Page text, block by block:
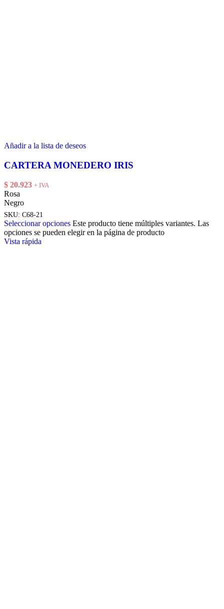
Añadir a la lista de deseos
CARTERA MONEDERO IRIS
$ 20.923 + IVA
Rosa
Negro
SKU: C68-21
Seleccionar opciones Este producto tiene múltiples variantes. Las
opciones se pueden elegir en la página de producto
Vista rápida